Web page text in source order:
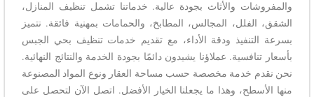
والمفروشات والأثاث بجودة عالية. خدماتنا تشمل تنظيف المنازل،
الشقق، الفلل، المجالس، المطابخ، والحمامات بمهنية فائقة. نتميز
بسرعة التنفيذ ودقة الأداء، مع تقديم خدمات تنظيف بحي الجبس
بأسعار تنافسية. عملاؤنا يشيدون دائمًا بجودة الخدمة والنتائج النهائية.
نحن نقدم خدمة مخصصة حسب مساحة العقار ونوع المواد المصنوعة
منها الأسطح، وهذا ما يجعلنا الخيار الأفضل. اتصل الآن لتحصل على